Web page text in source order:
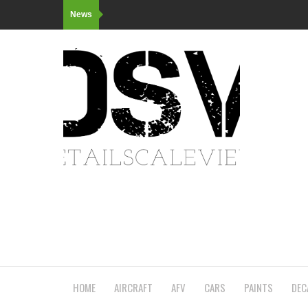
News
HOME AIRCRAFT AFV CARS PAINTS